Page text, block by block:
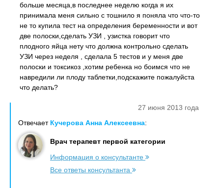
больше месяца,в последнее неделю когда я их
принимала меня сильно с тошнило я поняла что что-то
не то купила тест на определения беременности и вот
две полоски,сделать УЗИ , узистка говорит что
плодного яйца нету что должна контрольно сделать
УЗИ через неделя , сделала 5 тестов и у меня две
полоски и токсикоз ,хотим ребенка но боимся что не
навредили ли плоду таблетки,подскажите пожалуйста
что делать?
27 июня 2013 года
Отвечает Кучерова Анна Алексеевна:
Врач терапевт первой категории
Информация о консультанте
Все ответы консультанта